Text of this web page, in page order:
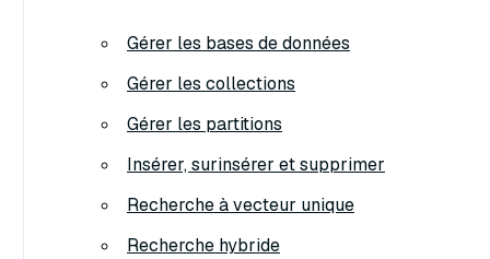
Gérer les bases de données
Gérer les collections
Gérer les partitions
Insérer, surinsérer et supprimer
Recherche à vecteur unique
Recherche hybride